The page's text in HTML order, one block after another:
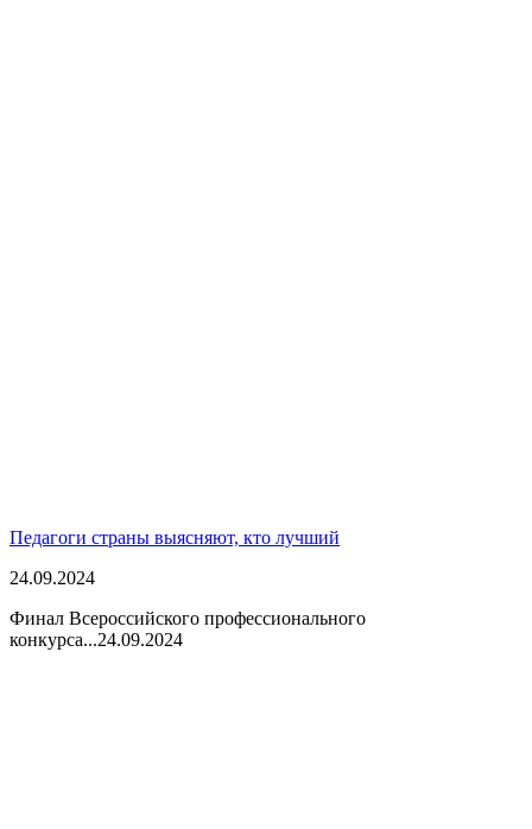
Педагоги страны выясняют, кто лучший
24.09.2024
Финал Всероссийского профессионального
конкурса...24.09.2024